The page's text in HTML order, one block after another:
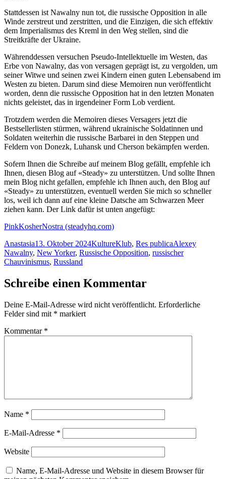
Stattdessen ist Nawalny nun tot, die russische Opposition in alle
Winde zerstreut und zerstritten, und die Einzigen, die sich effektiv
dem Imperialismus des Kreml in den Weg stellen, sind die
Streitkräfte der Ukraine.
Währenddessen versuchen Pseudo-Intellektuelle im Westen, das
Erbe von Nawalny, das von versagen geprägt ist, zu vergolden, um
seiner Witwe und seinen zwei Kindern einen guten Lebensabend im
Westen zu bieten. Darum sind diese Memoiren nun veröffentlicht
worden, denn die russische Opposition hat in den letzten Monaten
nichts geleistet, das in irgendeiner Form Lob verdient.
Trotzdem werden die Memoiren dieses Versagers jetzt die
Bestsellerlisten stürmen, während ukrainische Soldatinnen und
Soldaten weiterhin die russische Barbarei in den Steppen und
Feldern von Donezk, Luhansk und Cherson bekämpfen werden.
Sofern Ihnen die Schreibe auf meinem Blog gefällt, empfehle ich
Ihnen, diesen Blog auf «Steady» zu unterstützen. Und sollte Ihnen
mein Blog nicht gefallen, empfehle ich Ihnen auch, den Blog auf
«Steady» zu unterstützen, eventuell werden Sie mich so schneller
los, weil ich dann auf eine kleine Datsche am Schwarzen Meer
ziehen kann. Der Link dafür ist unten angefügt:
PinkKosherNostra (steadyhq.com)
Autor
AnastasiaVeröffentlicht
am
13. Oktober 2024Kategorien
KultureKlub, Res publicaSchlagwörter
Alexey
Nawalny, New Yorker, Russische Opposition, russischer
Chauvinismus, Russland
Schreibe einen Kommentar
Deine E-Mail-Adresse wird nicht veröffentlicht. Erforderliche
Felder sind mit * markiert
Kommentar *
Name *
E-Mail-Adresse *
Website
Name, E-Mail-Adresse und Website in diesem Browser für